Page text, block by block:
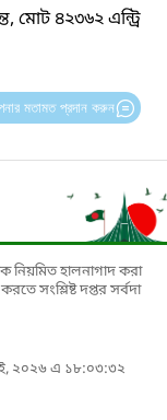
মোট ৪২৩৬২ এন্ট্রি
মতামত প্রদান করুন
নিয়মিত হালনাগাদ করা
সংশ্লিষ্ট দপ্তর সর্বদা
২০২৬ এ ১৮:০৩:৩২